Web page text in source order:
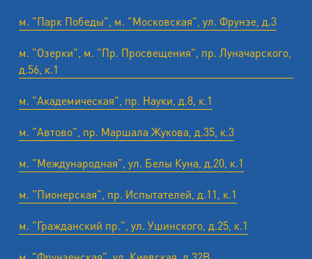
м. "Парк Победы", м. "Московская", ул. Фрунзе, д.3
м. "Озерки", м. "Пр. Просвещения", пр. Луначарского,
д.56, к.1
м. "Академическая", пр. Науки, д.8, к.1
м. "Автово", пр. Маршала Жукова, д.35, к.3
м. "Международная", ул. Белы Куна, д.20, к.1
м. "Пионерская", пр. Испытателей, д.11, к.1
м. "Гражданский пр.", ул. Ушинского, д.25, к.1